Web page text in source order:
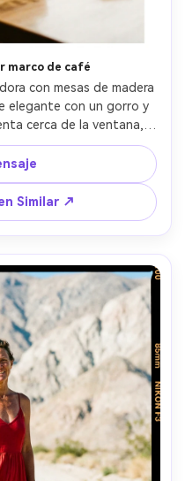
marco de café
con mesas de madera
elegante con un gorro y
cerca de la ventana,
Gold 200 35mm lab
y grano fino, Fujifilm X-
editorial sincera,
de ánimo relajado de
naturales, alta
4:5
Similar ↗